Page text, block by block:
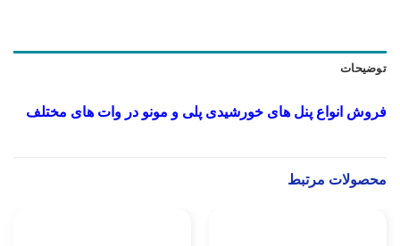
توضیحات
فروش انواع پنل های خورشیدی پلی و مونو در وات های مختلف
محصولات مرتبط